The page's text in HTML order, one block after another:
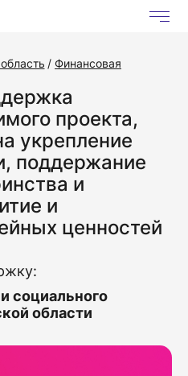
Финансовая
проекта,
укрепление
поддержание
и
и
ценностей
социального
области